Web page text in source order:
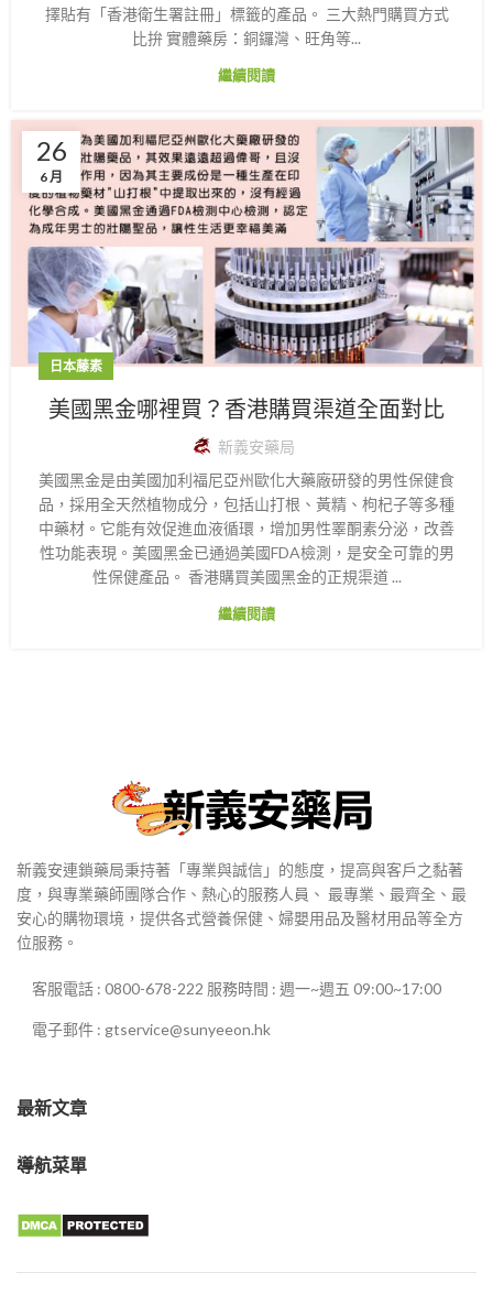
擇貼有「香港衛生署註冊」標籤的產品。 三大熱門購買方式
比拚 實體藥房：銅鑼灣、旺角等...
繼續閱讀
26
6 月
日本藤素
美國黑金哪裡買？香港購買渠道全面對比
新義安藥局
美國黑金是由美國加利福尼亞州歐化大藥廠研發的男性保健食
品，採用全天然植物成分，包括山打根、黃精、枸杞子等多種
中藥材。它能有效促進血液循環，增加男性睪酮素分泌，改善
性功能表現。美國黑金已通過美國FDA檢測，是安全可靠的男
性保健產品。 香港購買美國黑金的正規渠道 ...
繼續閱讀
新義安連鎖藥局秉持著「專業與誠信」的態度，提高與客戶之黏著
度，與專業藥師團隊合作、熱心的服務人員、 最專業、最齊全、最
安心的購物環境，提供各式營養保健、婦嬰用品及醫材用品等全方
位服務。
客服電話 : 0800-678-222 服務時間 : 週一~週五 09:00~17:00
電子郵件 : gtservice@sunyeeon.hk
最新文章
導航菜單